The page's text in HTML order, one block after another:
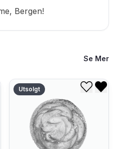
Bergen!
Se Mer
til i ønskeliste
fra ønskeliste
Utsolgt